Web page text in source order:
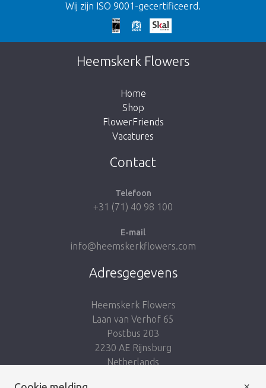
Te laat!
Dit artikel is helaas uitverkocht. Klik op de
knop hieronder om terug te gaan naar de
Breng me naar de shop
Wij zijn ISO 9001-gecertificeerd.
Heemskerk Flowers
Home
Shop
FlowerFriends
Vacatures
Contact
Telefoon
+31 (71) 40 98 100
E-mail
info@heemskerkflowers.com
Adresgegevens
Heemskerk Flowers
Laan van Verhof 65
Postbus 203
2230 AE Rijnsburg
Netherlands